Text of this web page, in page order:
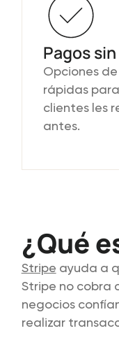
Pagos
Opciones
rápidas
clientes les
antes.
¿Qué
Stripe ayuda a
Stripe no cobra
negocios
realizar